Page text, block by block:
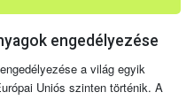
engedélyezése
a világ egyik
Uniós szinten történik. A